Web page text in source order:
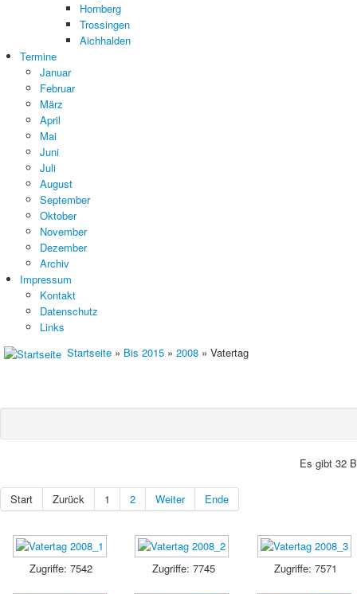
Hornberg
Trossingen
Aichhalden
Termine
Januar
Februar
März
April
Mai
Juni
Juli
August
September
Oktober
November
Dezember
Archiv
Impressum
Kontakt
Datenschutz
Links
Startseite » Bis 2015 » 2008 » Vatertag
Es gibt 32
Start Zurück 1 2 Weiter Ende
Zugriffe: 7542 Zugriffe: 7745 Zugriffe: 7571